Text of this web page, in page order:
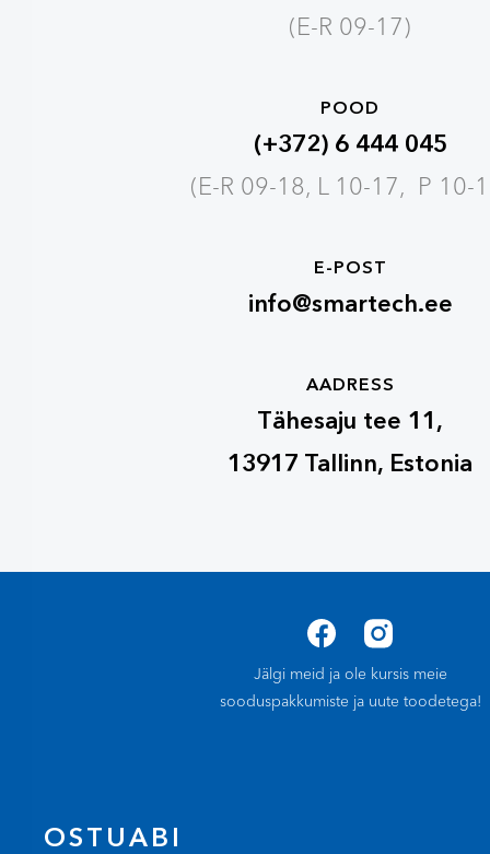
(E-R 09-17)
POOD
(+372) 6 444 045
(E-R 09-18, L 10-17, P 10-
E-POST
info@smartech.ee
AADRESS
Tähesaju tee 11,
13917 Tallinn, Estonia
Jälgi meid ja ole kursis meie
sooduspakkumiste ja uute toodetega!
OSTUABI